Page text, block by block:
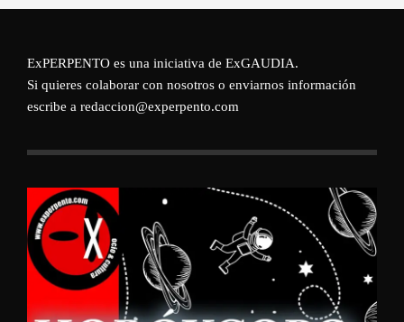
ExPERPENTO es una iniciativa de ExGAUDIA.
Si quieres colaborar con nosotros o enviarnos información
escribe a redaccion@experpento.com